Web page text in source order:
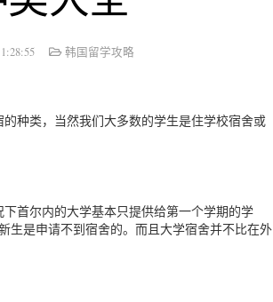
韩国留学攻略
种类，当然我们大多数的学生是住学校宿舍或
首尔内的大学基本只提供给第一个学期的学
生是申请不到宿舍的。而且大学宿舍并不比在外